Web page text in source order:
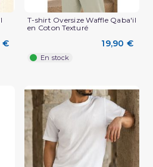
€
T-shirt Oversize Waffle Qaba'il
en Coton Texturé
19,90 €
En stock